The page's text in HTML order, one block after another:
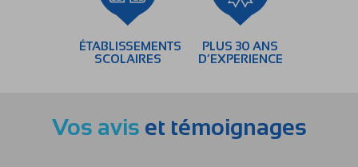
ÉTABLISSEMENTS
SCOLAIRES
PLUS 30 ANS
D’EXPERIENCE
Vos avis et témoignages